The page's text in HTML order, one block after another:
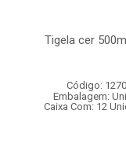
Tigela cer
Código:
Embalagem:
Caixa Com: 12